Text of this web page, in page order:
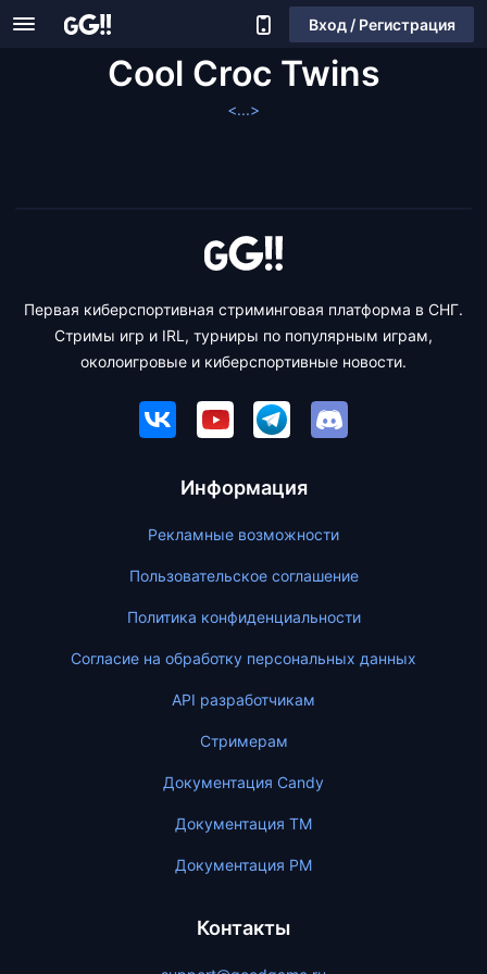
Вход / Регистрация
Cool Croc Twins
<...>
Первая киберспортивная стриминговая платформа в СНГ.
Стримы игр и IRL, турниры по популярным играм,
околоигровые и киберспортивные новости.
Информация
Рекламные возможности
Пользовательское соглашение
Политика конфиденциальности
Согласие на обработку персональных данных
API разработчикам
Стримерам
Документация Candy
Документация ТМ
Документация PM
Контакты